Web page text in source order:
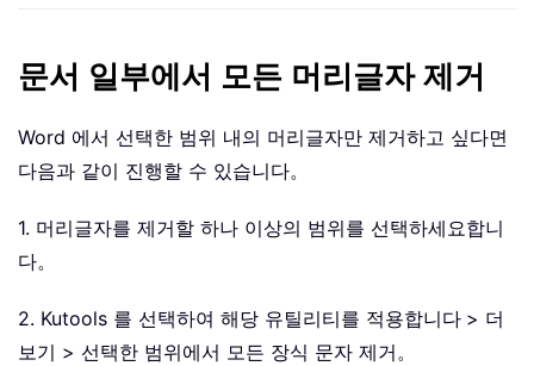
문서 일부에서 모든 머리글자 제거
Word 에서 선택한 범위 내의 머리글자만 제거하고 싶다면
다음과 같이 진행할 수 있습니다。
1. 머리글자를 제거할 하나 이상의 범위를 선택하세요합니
다。
2. Kutools 를 선택하여 해당 유틸리티를 적용합니다 > 더
보기 > 선택한 범위에서 모든 장식 문자 제거。